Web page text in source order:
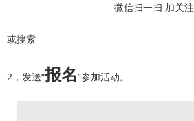
微信扫一扫 加关注
或搜索
2，发送“报名”参加活动。